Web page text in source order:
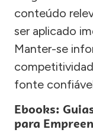
conteúdo
ser aplicado
Manter-se
fonte
Ebooks:
para